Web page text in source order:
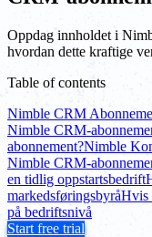
Oppdag innholdet i
hvordan dette kraftige
Table of contents
Nimble CRM
Nimble CRM-
abonnement?Nimble
Nimble CRM-
en tidlig oppstartsbedrift
markedsføringsbyråHvis
på bedriftsnivå
Start free trial